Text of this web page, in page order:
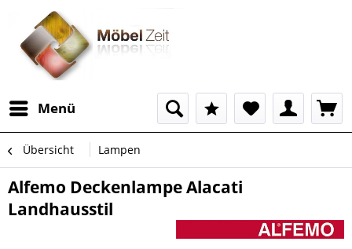
Menü
Übersicht Lampen
Alfemo Deckenlampe Alacati
Landhausstil